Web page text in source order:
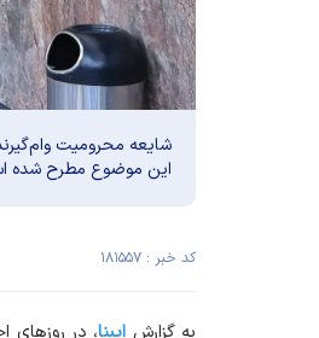
این موضوع مطرح شده
کد خبر : ۱۸۱۵۵۷
به گزارش ایبنا، در روز‌های